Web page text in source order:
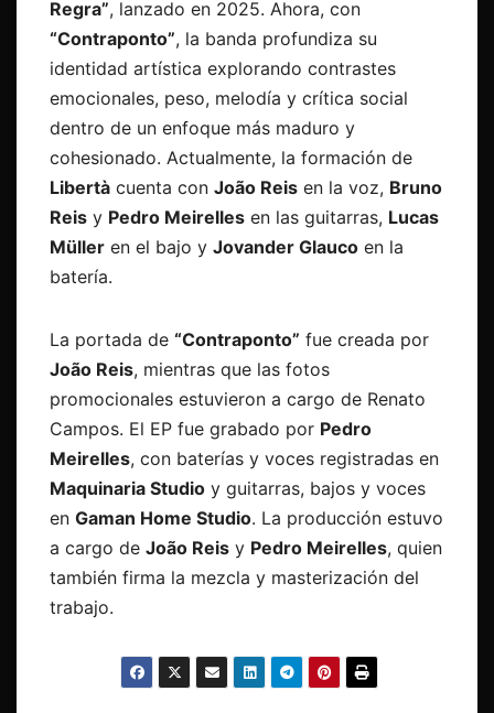
Regra”, lanzado en 2025. Ahora, con
“Contraponto”, la banda profundiza su
identidad artística explorando contrastes
emocionales, peso, melodía y crítica social
dentro de un enfoque más maduro y
cohesionado. Actualmente, la formación de
Libertà cuenta con João Reis en la voz, Bruno
Reis y Pedro Meirelles en las guitarras, Lucas
Müller en el bajo y Jovander Glauco en la
batería.
La portada de “Contraponto” fue creada por
João Reis, mientras que las fotos
promocionales estuvieron a cargo de Renato
Campos. El EP fue grabado por Pedro
Meirelles, con baterías y voces registradas en
Maquinaria Studio y guitarras, bajos y voces
en Gaman Home Studio. La producción estuvo
a cargo de João Reis y Pedro Meirelles, quien
también firma la mezcla y masterización del
trabajo.